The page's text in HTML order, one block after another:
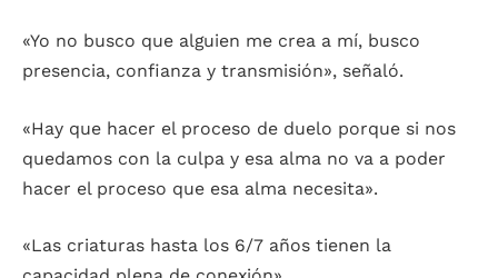
«Yo no busco que alguien me crea a mí, busco
presencia, confianza y transmisión», señaló.
«Hay que hacer el proceso de duelo porque si nos
quedamos con la culpa y esa alma no va a poder
hacer el proceso que esa alma necesita».
«Las criaturas hasta los 6/7 años tienen la